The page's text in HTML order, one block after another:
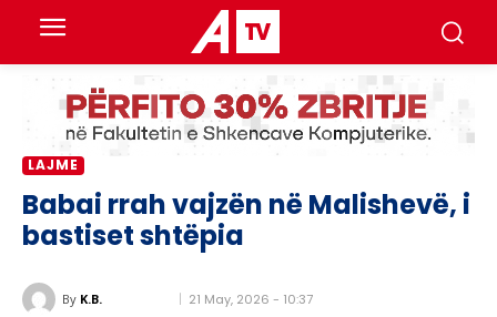
LAJME
Babai rrah vajzën në Malishevë, i
bastiset shtëpia
By K.B. 21 May, 2026 - 10:37